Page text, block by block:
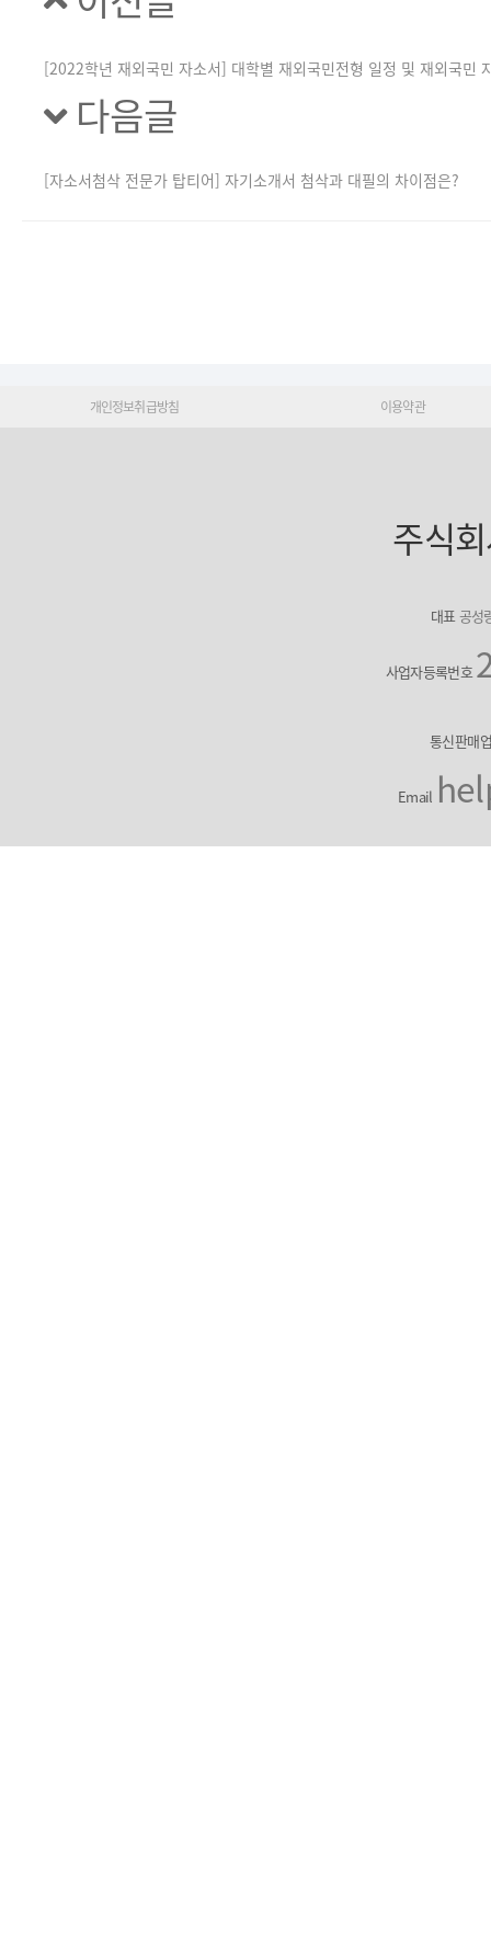
[2022학년 재외국민 자소서] 대학별 재외국민전형 일정 및 재외국민
다음글
[자소서첨삭 전문가 탑티어] 자기소개서 첨삭과 대필의 차이점은?
개인정보취급방침 이용약관
주식
대표공성
사업자등록번호
통신판매업
Email